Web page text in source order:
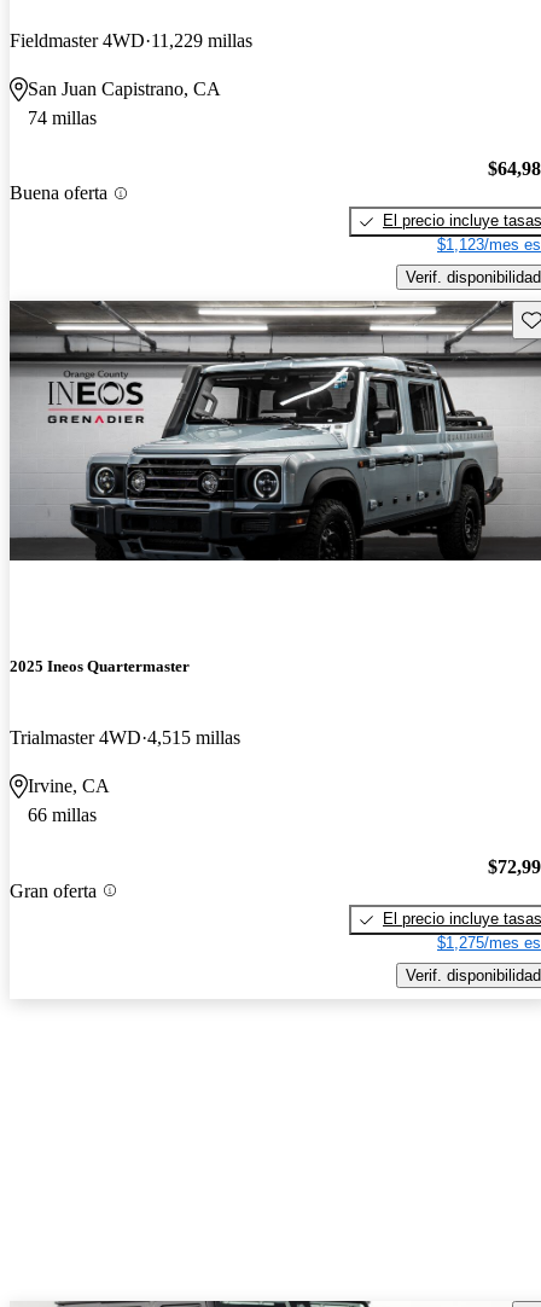
Fieldmaster 4WD 11,229 millas
San Juan Capistrano, CA
74 millas
Buena oferta
El precio incluye tasas
$1,123/mes
Verif. disponibilidad
2025 Ineos Quartermaster
Trialmaster 4WD 4,515 millas
Irvine, CA
66 millas
Gran oferta
El precio incluye tasas
$1,275/mes
Verif. disponibilidad